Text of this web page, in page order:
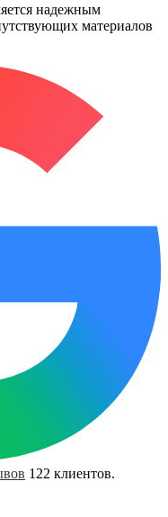
надежным
материалов
122 клиентов.